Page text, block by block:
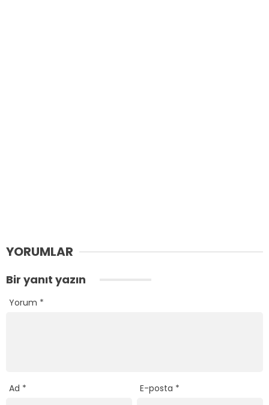
YORUMLAR
Bir yanıt yazın
Yorum *
Ad * E-posta *